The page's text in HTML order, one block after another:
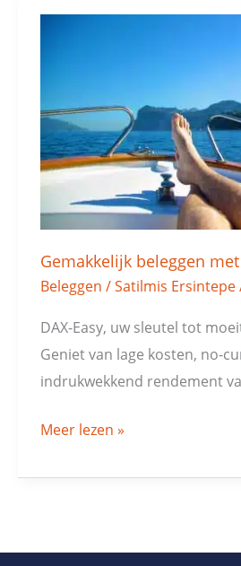
Gemakkelijk beleggen met
Beleggen /Satilmis Ersintepe
DAX-Easy, uw sleutel tot
Geniet van lage kosten, no-
indrukwekkend rendement
DAX-
Easy
Meer lezen »